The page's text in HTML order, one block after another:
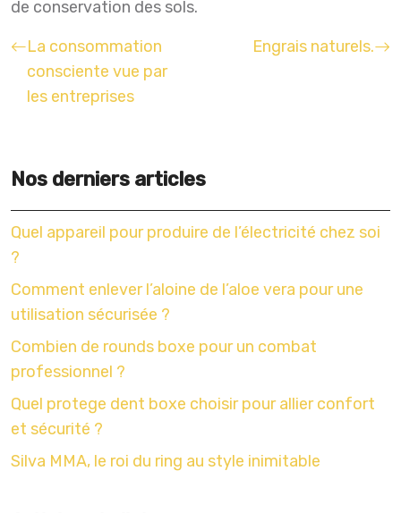
de conservation des sols.
La consommation
consciente vue par
les entreprises
Engrais naturels.
Nos derniers articles
Quel appareil pour produire de l’électricité chez soi
?
Comment enlever l’aloine de l’aloe vera pour une
utilisation sécurisée ?
Combien de rounds boxe pour un combat
professionnel ?
Quel protege dent boxe choisir pour allier confort
et sécurité ?
Silva MMA, le roi du ring au style inimitable